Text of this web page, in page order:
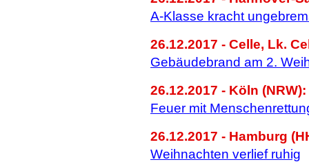
A-Klasse kracht
26.12.2017 - Celle, Lk.
Gebäudebrand am 2.
26.12.2017 - Köln (NRW):
Feuer mit
26.12.2017 - Hamburg
Weihnachten verlief ruhig